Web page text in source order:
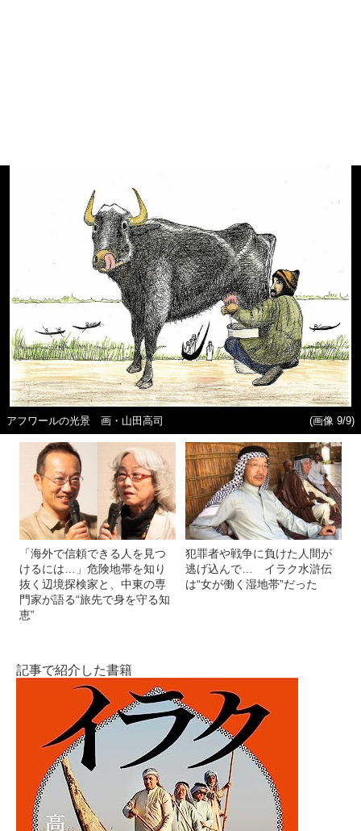
アフワールの光景 画・山田高司 (画像 9/9)
「海外で信頼できる人を見つ
けるには…」危険地帯を知り
抜く辺境探検家と、中東の専
門家が語る“旅先で身を守る知
恵”
犯罪者や戦争に負けた人間が
逃げ込んで… イラク水滸伝
は“女が働く湿地帯”だった
記事で紹介した書籍